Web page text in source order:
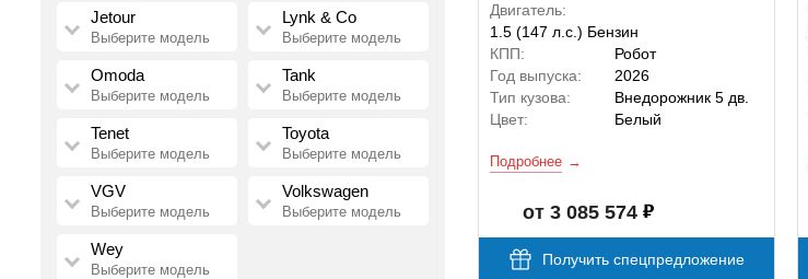
Jetour
Выберите модель
Lynk & Co
Выберите модель
Omoda
Выберите модель
Tank
Выберите модель
Tenet
Выберите модель
Toyota
Выберите модель
VGV
Выберите модель
Volkswagen
Выберите модель
Wey
Выберите модель
Двигатель:
1.5 (147 л.с.) Бензин
КПП:
Робот
Год выпуска:
2026
Тип кузова:
Внедорожник 5 дв.
Цвет:
Белый
Подробнее
от 3 085 574
Получить спецпредложение